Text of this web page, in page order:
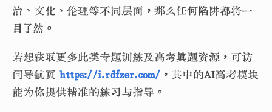
治、文化、伦理等不同层面，那么任何陷阱都将一
目了然。
若想获取更多此类专题训练及高考真题资源，可访
问导航页 https://i.rdfzer.com/ ，其中的AI高考模块
能为你提供精准的练习与指导。